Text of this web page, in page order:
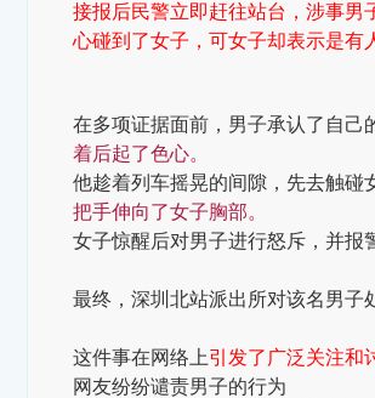
接报后民警立即赶往站台，涉事男
心碰到了女子， 可女子却表示是有
在多项证据面前，男子承认了自己
着后起了色心。
他趁着列车摇晃的间隙，先去触碰
把手伸向了女子胸部。
女子惊醒后对男子进行怒斥，并报
最终，深圳北站派出所对该名男子
这件事在网络上引发了广泛关注和
网友纷纷谴责男子的行为